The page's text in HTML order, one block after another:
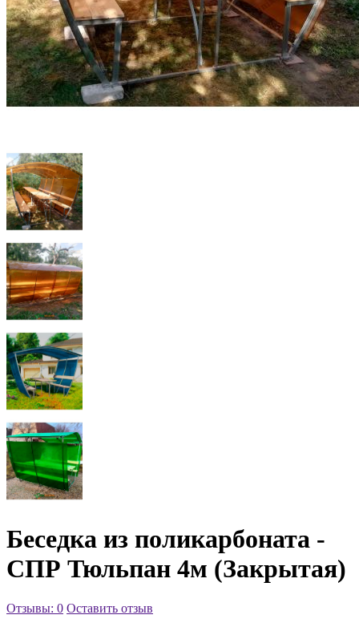
Беседка из поликарбоната -
СПР Тюльпан 4м (Закрытая)
Отзывы: 0 Оставить отзыв